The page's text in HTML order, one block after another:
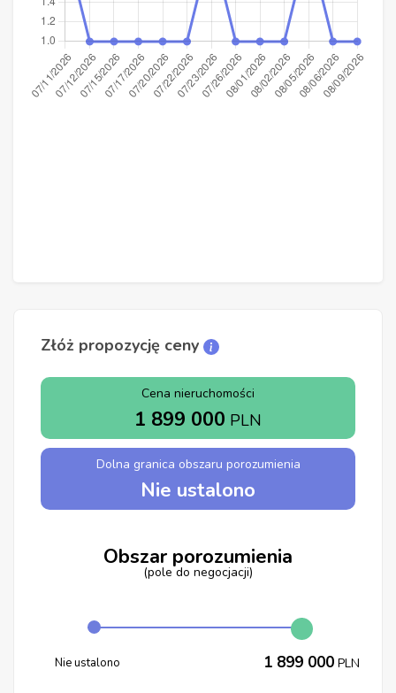
Złóż propozycję ceny
Cena nieruchomości
1 899 000 PLN
Dolna granica obszaru porozumienia
Nie ustalono
Obszar porozumienia
(pole do negocjacji)
Nie ustalono 1 899 000 PLN